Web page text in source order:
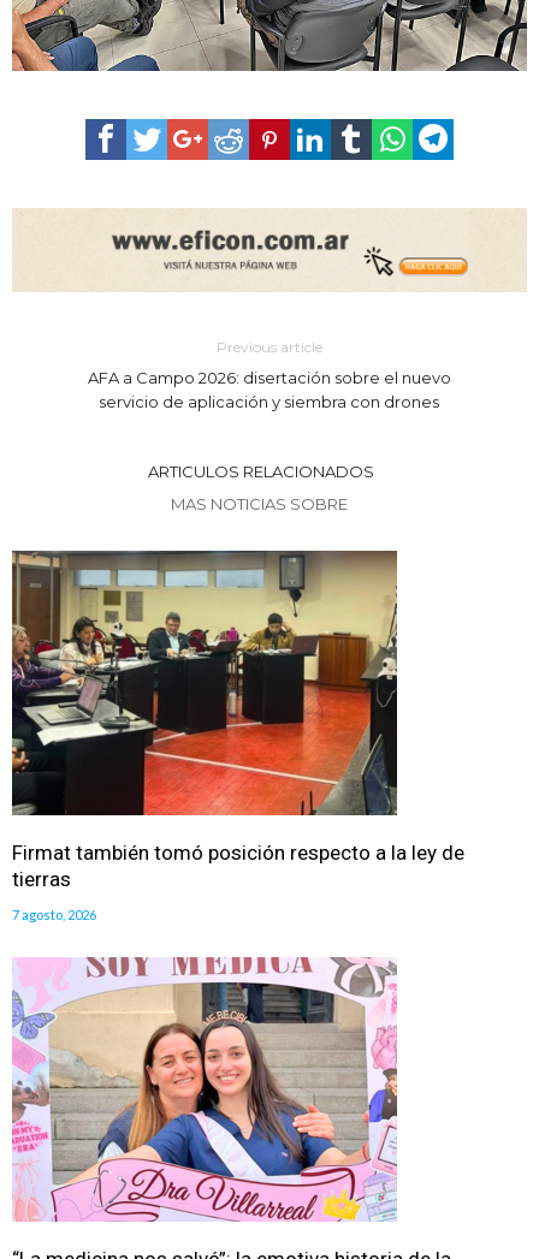
Previous article
AFA a Campo 2026: disertación sobre el nuevo
servicio de aplicación y siembra con drones
ARTICULOS RELACIONADOS
MAS NOTICIAS SOBRE
Firmat también tomó posición respecto a la ley de
tierras
7 agosto, 2026